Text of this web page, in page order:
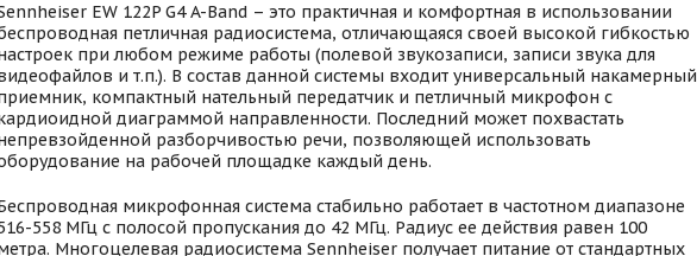
EW 122P G4 A-Band – это практичная и комфортная в использовании
петличная радиосистема, отличающаяся своей высокой гибкостью
при любом режиме работы (полевой звукозаписи, записи звука для
и т.п.). В состав данной системы входит универсальный накамерный
компактный нательный передатчик и петличный микрофон с
диаграммой направленности. Последний может похвастать
разборчивостью речи, позволяющей использовать
на рабочей площадке каждый день.
микрофонная система стабильно работает в частотном диапазоне
558 МГц с полосой пропускания до 42 МГц. Радиус ее действия равен 100
Многоцелевая радиосистема Sennheiser получает питание от стандартных